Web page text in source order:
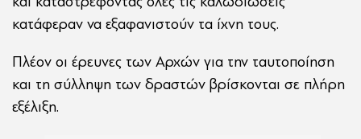
κατάφεραν να εξαφανιστούν τα ίχνη τους.
Πλέον οι έρευνες των Αρχών για την ταυτοποίηση
και τη σύλληψη των δραστών βρίσκονται σε πλήρη
εξέλιξη.